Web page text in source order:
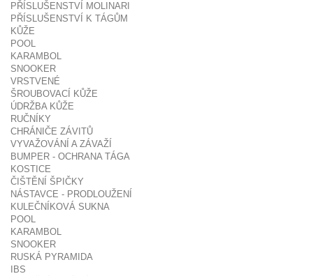
PŘÍSLUŠENSTVÍ MOLINARI
PŘÍSLUŠENSTVÍ K TÁGŮM
KŮŽE
POOL
KARAMBOL
SNOOKER
VRSTVENÉ
ŠROUBOVACÍ KŮŽE
ÚDRŽBA KŮŽE
RUČNÍKY
CHRÁNIČE ZÁVITŮ
VYVAŽOVÁNÍ A ZÁVAŽÍ
BUMPER - OCHRANA TÁGA
KOSTICE
ČIŠTĚNÍ ŠPIČKY
NÁSTAVCE - PRODLOUŽENÍ
KULEČNÍKOVÁ SUKNA
POOL
KARAMBOL
SNOOKER
RUSKÁ PYRAMIDA
IBS